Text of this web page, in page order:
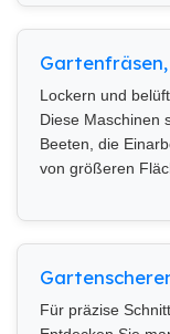
Lockern und
Diese Maschinen
Beeten, die
von größeren
Für präzise